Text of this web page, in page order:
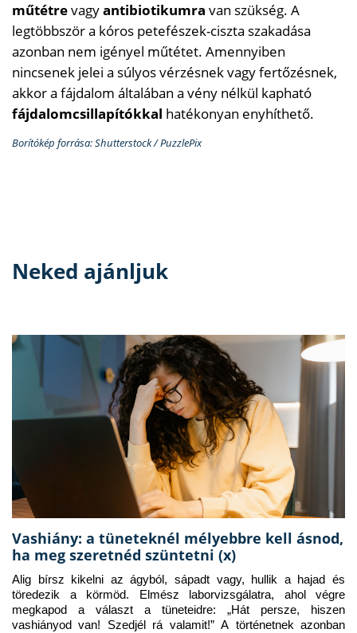
műtétrevagyantibiotikumra van szükség. A
legtöbbször a kóros petefészek-ciszta szakadása
azonban nem igényel műtétet. Amennyiben
nincsenek jelei a súlyos vérzésnek vagy fertőzésnek,
akkor a fájdalom általában a vény nélkül kapható
fájdalomcsillapítókkal hatékonyan enyhíthető.
Borítókép forrása: Shutterstock / PuzzlePix
Neked ajánljuk
Vashiány: a tüneteknél mélyebbre kell ásnod,
ha meg szeretnéd szüntetni (x)
Alig bírsz kikelni az ágyból, sápadt vagy, hullik a hajad és
töredezik a körmöd. Elmész laborvizsgálatra, ahol végre
megkapod a választ a tüneteidre: „Hát persze, hiszen
vashiányod van! Szedjél rá valamit!” A történetnek azonban